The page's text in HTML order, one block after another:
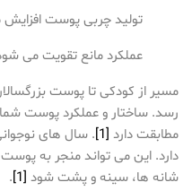
تولید چربی پوست افزایش
عملکرد مانع تقویت می
مسیر از کودکی تا پوست
مطابقت دارد [1]
. سال های
دارد. این می تواند منجر به
شانه ها، سینه و پشت شود [1]
.